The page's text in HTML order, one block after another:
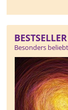
BESTSELLER
Besonders